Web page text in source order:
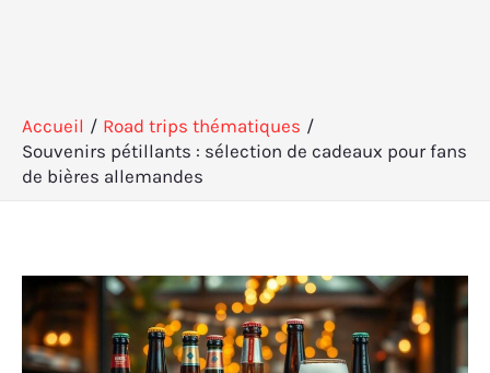
Accueil
Road trips thématiques
Souvenirs pétillants : sélection de cadeaux pour fans
de bières allemandes